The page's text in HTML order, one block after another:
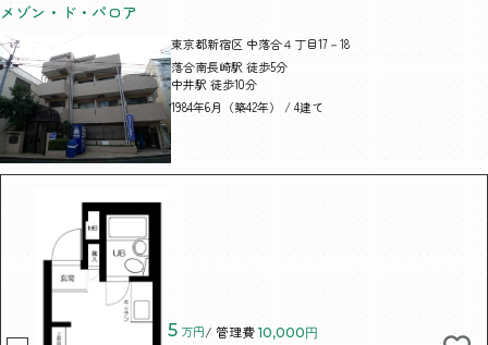
メゾン・ド・パロア
東京都新宿区 中落合４丁目17－18
落合南長崎駅 徒歩5分
中井駅 徒歩10分
1984年6月（築42年） / 4建て
5 万円/ 管理費 10,000円